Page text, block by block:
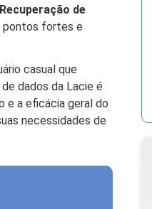
Recuperação de
pontos fortes e
casual que
dados da Lacie é
e a eficácia geral do
necessidades de